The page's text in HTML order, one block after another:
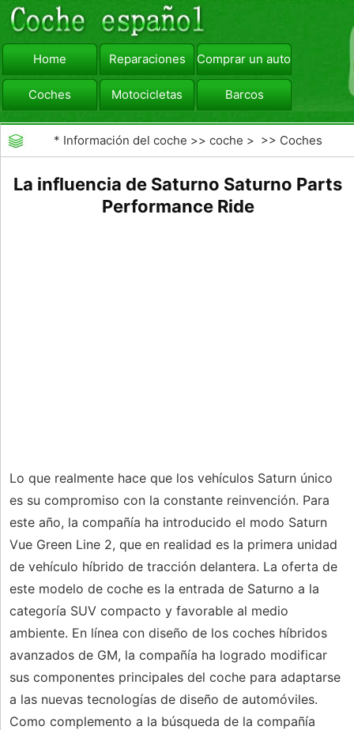
Home Reparaciones Comprar un automóvil
Coches Motocicletas Barcos
viajar Camiones
* Información del coche >>coche > >> Coches
La influencia de Saturno Saturno Parts
Performance Ride
Lo que realmente hace que los vehículos Saturn único
es su compromiso con la constante reinvención. Para
este año, la compañía ha introducido el modo Saturn
Vue Green Line 2, que en realidad es la primera unidad
de vehículo híbrido de tracción delantera. La oferta de
este modelo de coche es la entrada de Saturno a la
categoría SUV compacto y favorable al medio
ambiente. En línea con diseño de los coches híbridos
avanzados de GM, la compañía ha logrado modificar
sus componentes principales del coche para adaptarse
a las nuevas tecnologías de diseño de automóviles.
Como complemento a la búsqueda de la compañía